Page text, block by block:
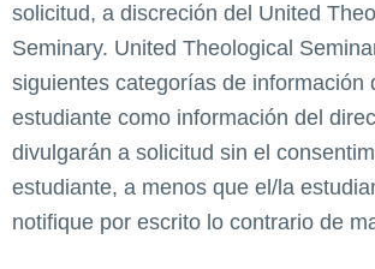
solicitud, a discreción del United
Seminary. United Theological
siguientes categorías de información
estudiante como información del
divulgarán a solicitud sin el
estudiante, a menos que el/la
notifique por escrito lo contrario de